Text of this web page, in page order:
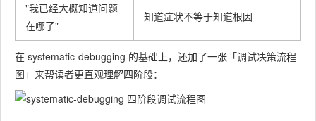
"我已经大概知道问题
在哪了"
知道症状不等于知道根因
在 systematic-debugging 的基础上，还加了一张「调试决策流程
图」来帮读者更直观理解四阶段：